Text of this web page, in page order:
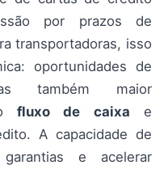
por prazos de
transportadoras, isso
oportunidades de
também maior
fluxo de caixa e
A capacidade de
e acelerar